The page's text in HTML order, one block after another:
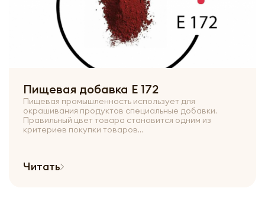
Пищевая добавка Е 172
Пищевая промышленность использует для
окрашивания продуктов специальные добавки.
Правильный цвет товара становится одним из
критериев покупки товаров...
Читать